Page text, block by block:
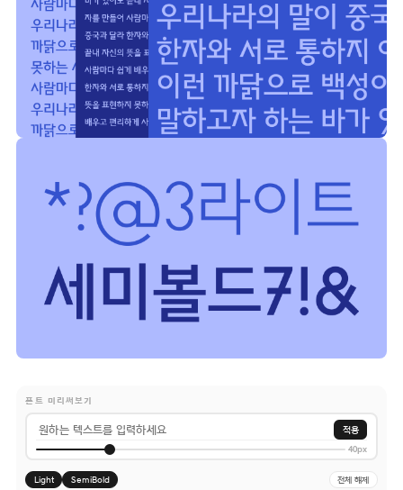
폰트 미리써보기
적용
40px
Light SemiBold 전체 해제